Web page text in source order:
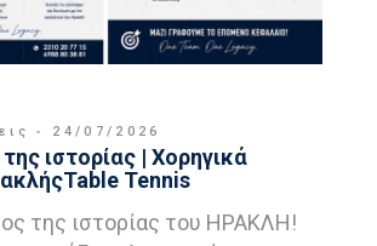
24/07/2026
ιστορίας | Χορηγικά
Tennis
της ιστορίας του ΗΡΑΚΛΗ!